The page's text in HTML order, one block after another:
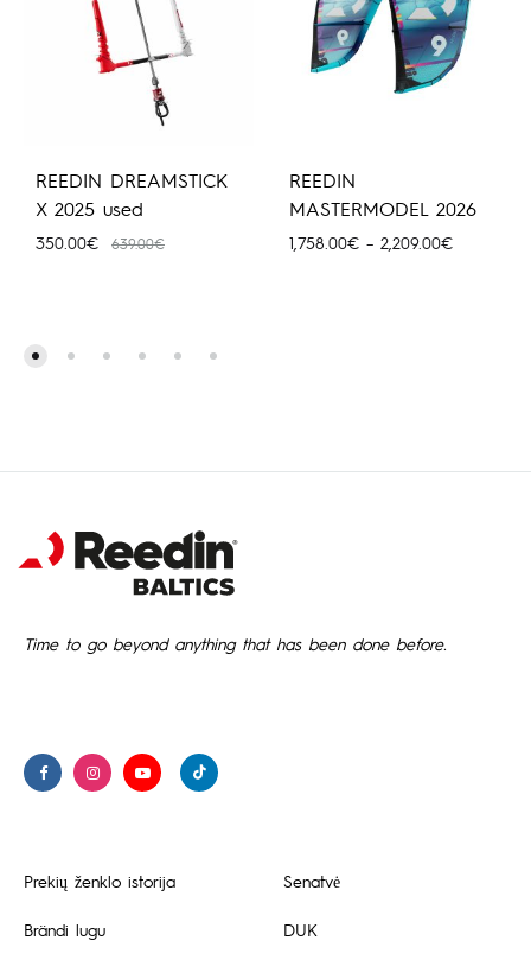
REEDIN DREAMSTICK
X 2025 used
350.00€ 639.00€
REEDIN
MASTERMODEL 2026
1,758.00€ – 2,209.00€Price
Time to go beyond anything that has been done before.
Prekių ženklo istorija
Brändi lugu
Senatvė
DUK